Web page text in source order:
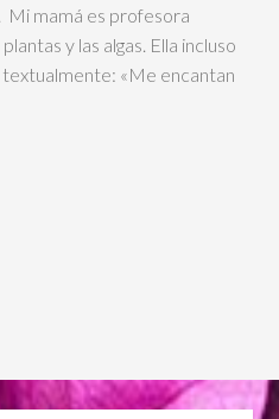
Mi mamá es profesora
y las algas. Ella incluso
«Me encantan